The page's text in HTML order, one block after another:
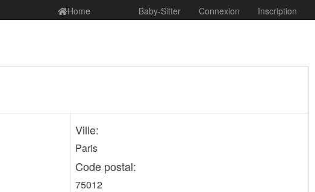
Home Baby-Sitter Connexion Inscription
Ville:
Paris
Code postal:
75012